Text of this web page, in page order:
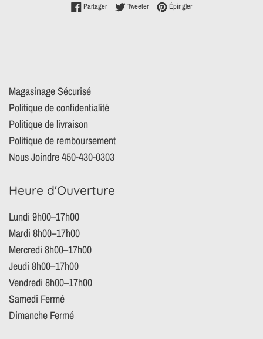
PartagerPartager sur Facebook
TweeterTweeter sur Twitter
ÉpinglerÉpingler sur Pinterest
Magasinage Sécurisé
Politique de confidentialité
Politique de livraison
Politique de remboursement
Nous Joindre 450-430-0303
Heure d'Ouverture
Lundi 9h00–17h00
Mardi 8h00–17h00
Mercredi 8h00–17h00
Jeudi 8h00–17h00
Vendredi 8h00–17h00
Samedi Fermé
Dimanche Fermé